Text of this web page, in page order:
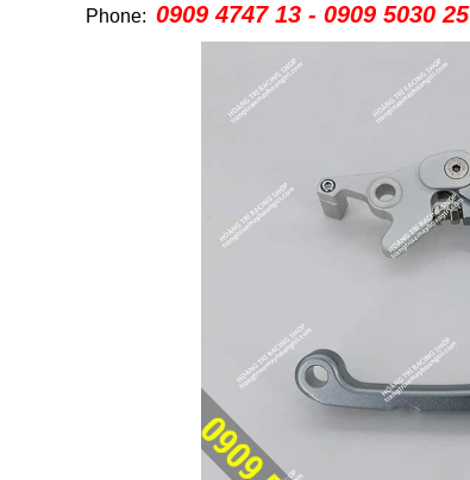
Phone: 0909 4747 13 - 0909 5030 25